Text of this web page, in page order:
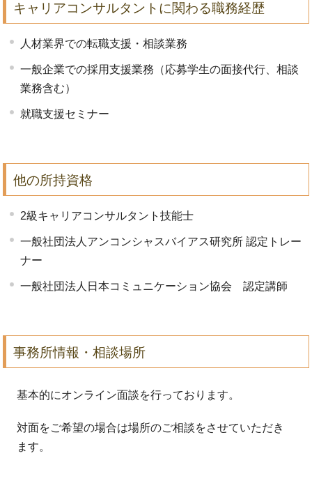
キャリアコンサルタントに関わる職務経歴
人材業界での転職支援・相談業務
一般企業での採用支援業務（応募学生の面接代行、相談
業務含む）
就職支援セミナー
他の所持資格
2級キャリアコンサルタント技能士
一般社団法人アンコンシャスバイアス研究所 認定トレー
ナー
一般社団法人日本コミュニケーション協会 認定講師
事務所情報・相談場所
基本的にオンライン面談を行っております。
対面をご希望の場合は場所のご相談をさせていただき
ます。